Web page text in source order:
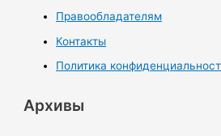
Правообладателям
Контакты
Политика
Архивы